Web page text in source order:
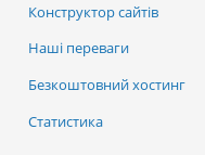
Конструктор сайтів
Наші переваги
Безкоштовний хостинг
Статистика